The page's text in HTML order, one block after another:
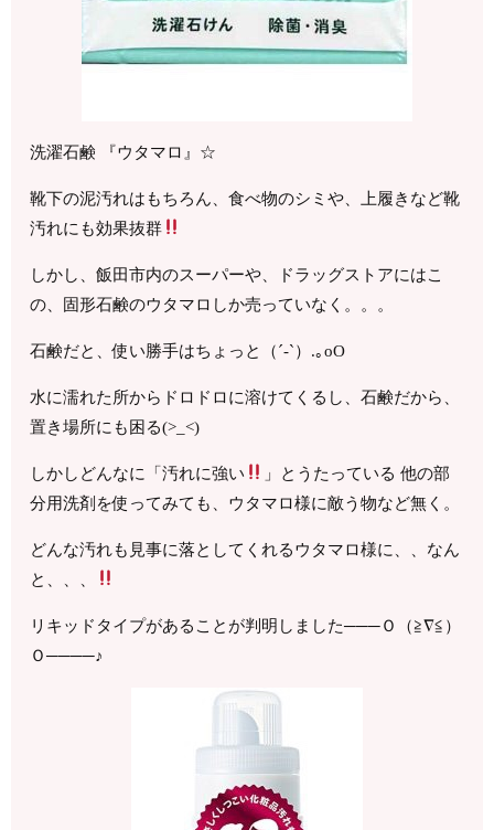
洗濯石鹸 『ウタマロ』☆
靴下の泥汚れはもちろん、食べ物のシミや、上履きなど靴
汚れにも効果抜群
しかし、飯田市内のスーパーや、ドラッグストアにはこ
の、固形石鹸のウタマロしか売っていなく。。。
石鹸だと、使い勝手はちょっと（´-`）.｡oO
水に濡れた所からドロドロに溶けてくるし、石鹸だから、
置き場所にも困る(>_<)
しかしどんなに「汚れに強い
」とうたっている 他の部
分用洗剤を使ってみても、ウタマロ様に敵う物など無く。
どんな汚れも見事に落としてくれるウタマロ様に、、なん
と、、、
リキッドタイプがあることが判明しました───Ｏ（≧∇≦）
Ｏ────♪